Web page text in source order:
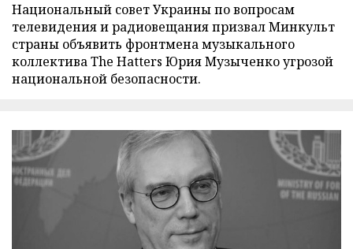
Национальный совет Украины по вопросам
телевидения и радиовещания призвал Минкульт
страны объявить фронтмена музыкального
коллектива The Hatters Юрия Музыченко угрозой
национальной безопасности.